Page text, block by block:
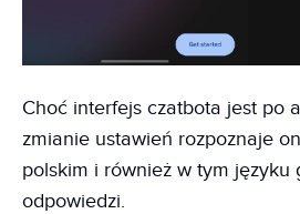
Choć interfejs czatbota jest po
zmianie ustawień rozpoznaje
polskim i również w tym języku
odpowiedzi.